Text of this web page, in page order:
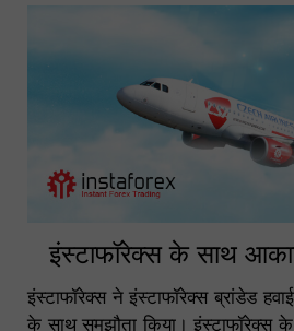
इंस्टाफॉरेक्स के साथ
इंस्टाफॉरेक्स ने इंस्टाफॉरेक्स ब्रांडेड
के साथ समझौता किया। इंस्टाफॉरेक्स